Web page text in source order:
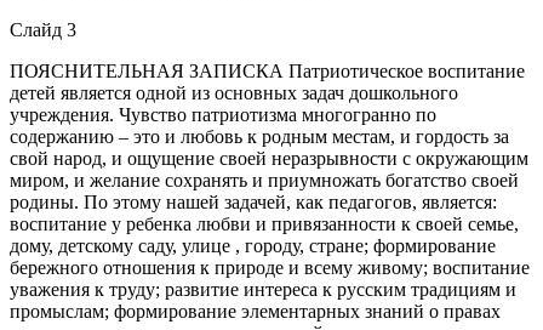
Слайд 3
ПОЯСНИТЕЛЬНАЯ ЗАПИСКА Патриотическое воспитание
детей является одной из основных задач дошкольного
учреждения. Чувство патриотизма многогранно по
содержанию – это и любовь к родным местам, и гордость за
свой народ, и ощущение своей неразрывности с окружающим
миром, и желание сохранять и приумножать богатство своей
родины. По этому нашей задачей, как педагогов, является:
воспитание у ребенка любви и привязанности к своей семье,
дому, детскому саду, улице , городу, стране; формирование
бережного отношения к природе и всему живому; воспитание
уважения к труду; развитие интереса к русским традициям и
промыслам; формирование элементарных знаний о правах